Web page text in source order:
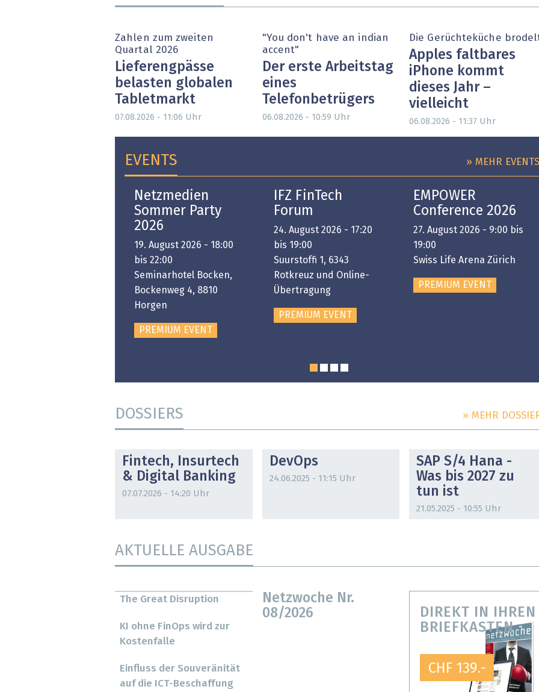
Zahlen zum zweiten
Quartal 2026
Lieferengpässe
belasten globalen
Tabletmarkt
07.08.2026 - 11:06 Uhr
"You don't have an indian
accent"
Der erste Arbeitstag
eines
Telefonbetrügers
06.08.2026 - 10:59 Uhr
Die Gerüchteküche
Apples faltbares
iPhone kommt
dieses Jahr –
vielleicht
06.08.2026 - 11:37 Uhr
EVENTS » MEHR EVENTS
Netzmedien
Sommer Party
2026
19. August 2026 - 18:00
bis 22:00
Seminarhotel Bocken,
Bockenweg 4, 8810
Horgen
PREMIUM EVENT
IFZ FinTech
Forum
24. August 2026 - 17:20
bis 19:00
Suurstoffi 1, 6343
Rotkreuz und Online-
Übertragung
PREMIUM EVENT
EMPOWER
Conference 2026
27. August 2026 - 9:00 bis
19:00
Swiss Life Arena Zürich
PREMIUM EVENT
DOSSIERS » MEHR
Fintech, Insurtech
& Digital Banking
07.07.2026 - 14:20 Uhr
DevOps
24.06.2025 - 11:15 Uhr
SAP S/4 Hana -
Was bis 2027 zu
tun ist
21.05.2025 - 10:55 Uhr
AKTUELLE AUSGABE
Netzwoche Nr.
08/2026
The Great Disruption
KI ohne FinOps wird zur
Kostenfalle
Einfluss der Souveränität
auf die ICT-Beschaffung
DIREKT IN IHREN
BRIEFKASTEN
CHF 139.-